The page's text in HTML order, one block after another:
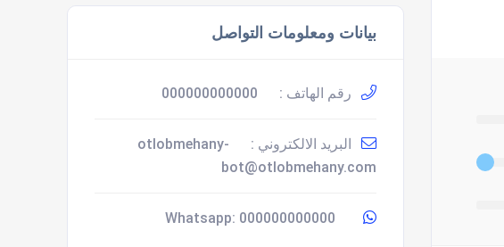
بيانات ومعلومات التواصل
رقم الهاتف : 000000000000
البريد الالكتروني :
otlobmehany-
bot@otlobmehany.com
000000000000